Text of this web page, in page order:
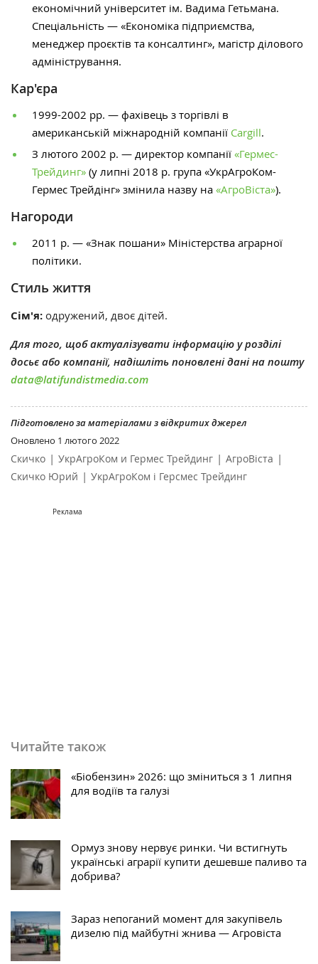
економічний університет ім. Вадима Гетьмана.
Спеціальність — «Економіка підприємства,
менеджер проєктів та консалтинг», магістр ділового
адміністрування.
Кар'єра
1999-2002 рр. — фахівець з торгівлі в
американській міжнародній компанії Cargill.
З лютого 2002 р. — директор компанії «Гермес-
Трейдинг» (у липні 2018 р. група «УкрАгроКом-
Гермес Трейдінг» змінила назву на «АгроВіста»).
Нагороди
2011 р. — «Знак пошани» Міністерства аграрної
політики.
Стиль життя
Сім'я: одружений, двоє дітей.
Для того, щоб актуалізувати інформацію у розділі
досьє або компанії, надішліть поновлені дані на пошту
data@latifundistmedia.com
Підготовлено за матеріалами з відкритих джерел
Оновлено 1 лютого 2022
Скичко | УкрАгроКом и Гермес Трейдинг | АгроВіста |
Скичко Юрий | УкрАгроКом і Герсмес Трейдинг
Реклама
Читайте також
«Біобензин» 2026: що зміниться з 1 липня
для водіїв та галузі
Ормуз знову нервує ринки. Чи встигнуть
українські аграрії купити дешевше паливо та
добрива?
Зараз непоганий момент для закупівель
дизелю під майбутні жнива — Агровіста